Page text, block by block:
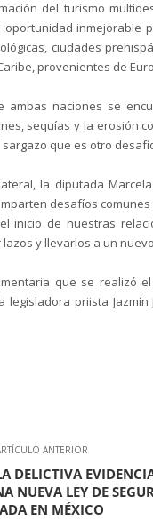
del turismo
oportunidad inmejorable
ciudades
provenientes de
ambas naciones se
sequías y la erosión
que es otro
la diputada
desafíos
inicio de nuestras
y llevarlos a un
que se realizó
priista
ANTERIOR
DELICTIVA
NUEVA LEY DE
EN MÉXICO